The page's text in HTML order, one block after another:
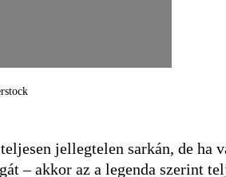
jellegtelen sarkán, de ha
– akkor az a legenda szerint